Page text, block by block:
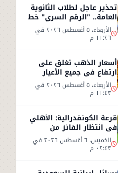
تحذير عاجل لطلاب الثانوية
العامة.. "الرقم السري" خط
أحمر الأربعاء، ٥ أغسطس ٢٠٢٦ في
١١:٢٦ م
أسعار الذهب تغلق على
ارتفاع في جميع الأعيار
الأربعاء، ٥ أغسطس ٢٠٢٦ في
١١:٤٣ م
قرعة الكونفدرالية: الأهلي
في انتظار الفائز من
مقديشو سيتي وكيتاراالخميس، ٦ أغسطس ٢٠٢٦ في
٠٢:٤٣ م